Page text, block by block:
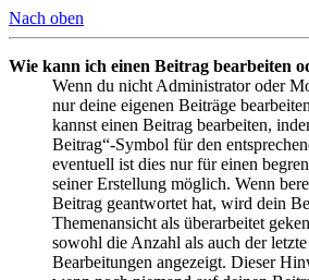
Nach oben
Wie kann ich einen Beitrag bearbeiten
Wenn du nicht Administrator oder
nur deine eigenen Beiträge
kannst einen Beitrag bearbeiten,
Beitrag“-Symbol für den
eventuell ist dies nur für einen
seiner Erstellung möglich. Wenn
Beitrag geantwortet hat, wird dein
Themenansicht als überarbeitet
sowohl die Anzahl als auch der
Bearbeitungen angezeigt. Dieser